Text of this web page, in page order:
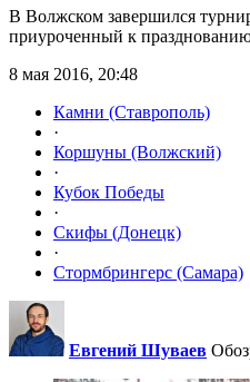
В Волжском завершился
приуроченный к
8 мая 2016, 20:48
Камни (Ставрополь)
·
Коршуны (Волжский)
·
Кубок Победы
·
Скифы (Донецк)
·
Стормбрингерс (Самара)
Евгений Шуваев